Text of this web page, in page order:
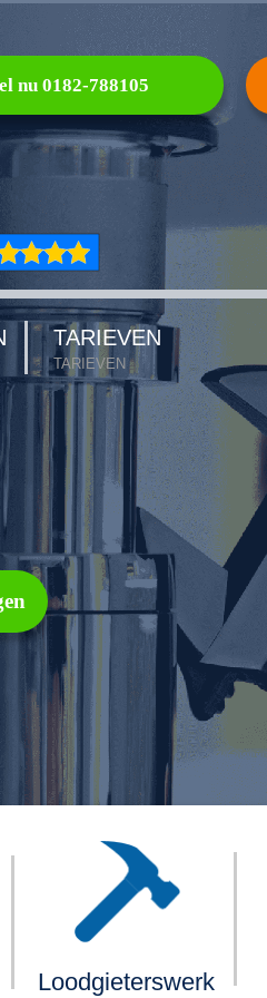
nu 0182-788105
TARIEVEN
TARIEVEN
Loodgieterswerk